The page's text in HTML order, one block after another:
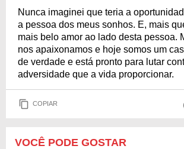
Nunca imaginei que teria a
a pessoa dos meus sonhos. E, mais
mais belo amor ao lado desta pessoa.
nos apaixonamos e hoje somos um
de verdade e está pronto para lutar
adversidade que a vida proporcionar.
COPIAR
VOCÊ PODE GOSTAR